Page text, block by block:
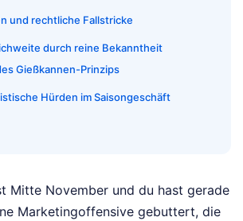
und rechtliche Fallstricke
durch reine Bekanntheit
Gießkannen-Prinzips
Hürden im Saisongeschäft
Mitte November und du hast gerade
Marketingoffensive gebuttert, die